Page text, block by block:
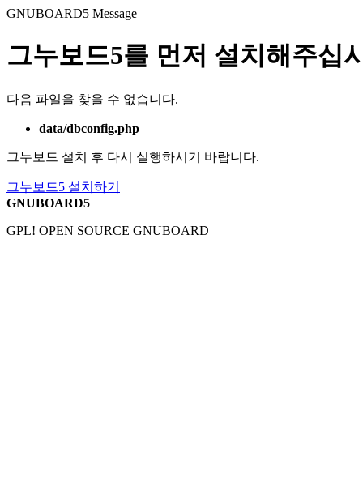
GNUBOARD5 Message
그누보드5를 먼저 설치해주십
다음 파일을 찾을 수 없습니다.
data/dbconfig.php
그누보드 설치 후 다시 실행하시기 바랍니다.
그누보드5 설치하기
GNUBOARD5
GPL! OPEN SOURCE GNUBOARD